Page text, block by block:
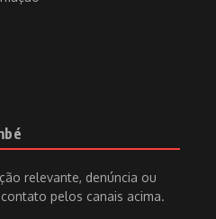
relevante, denúncia ou
pelos canais acima.